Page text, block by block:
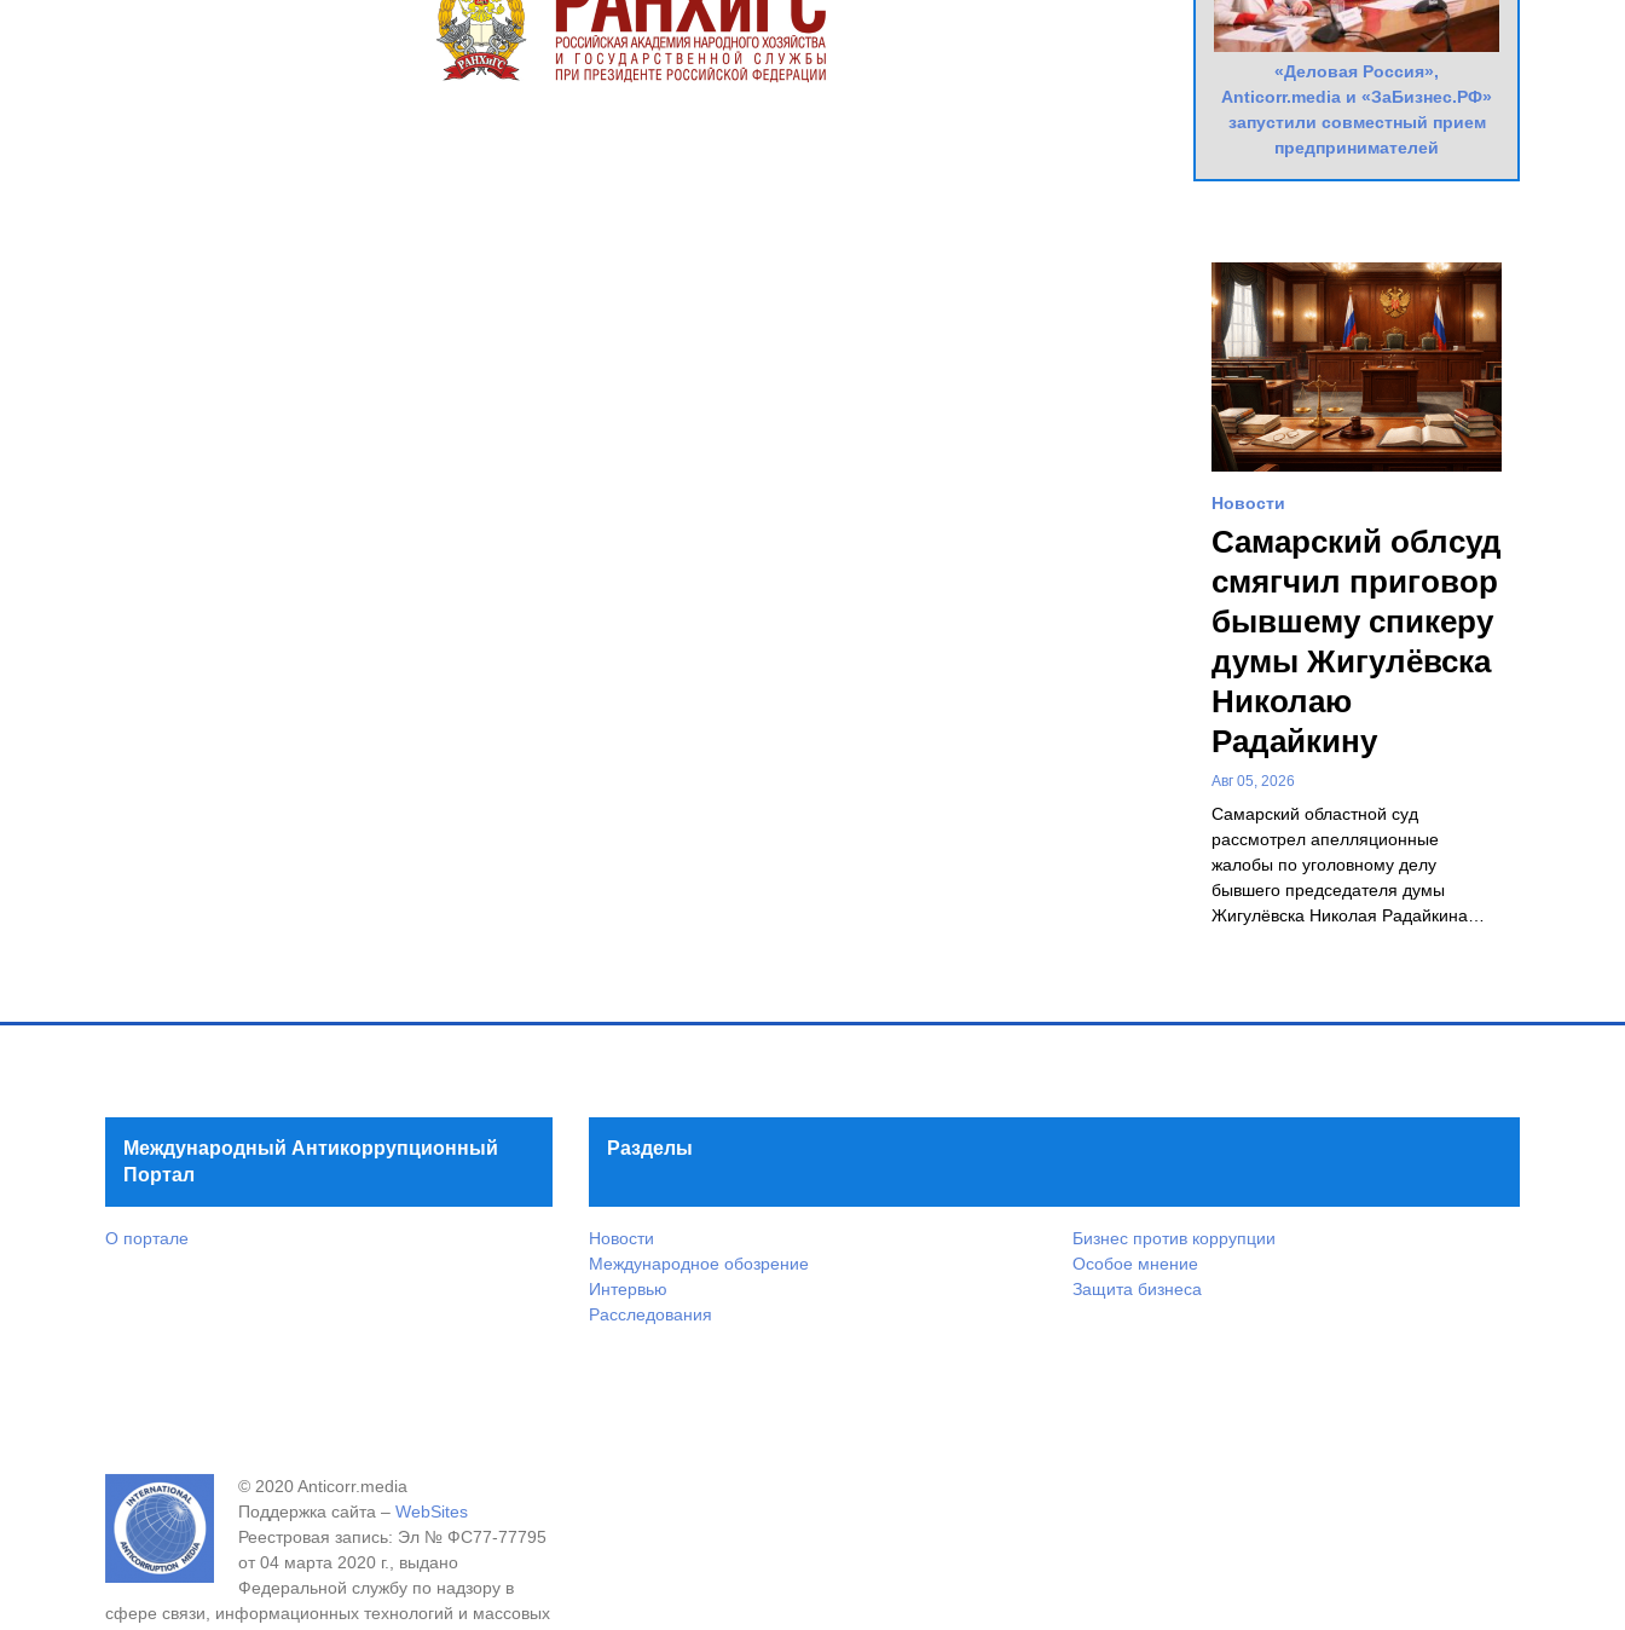
«Деловая Россия»,
Anticorr.media и «ЗаБизнес.РФ»
запустили совместный прием
предпринимателей
Новости
Самарский облсуд
смягчил приговор
бывшему спикеру
думы Жигулёвска
Николаю
Радайкину
Авг 05, 2026
Самарский областной суд
рассмотрел апелляционные
жалобы по уголовному делу
бывшего председателя думы
Жигулёвска Николая Радайкина…
Международный Антикоррупционный
Портал
О портале
Разделы
Новости
Международное обозрение
Интервью
Расследования
Бизнес против коррупции
Особое мнение
Защита бизнеса
© 2020 Anticorr.media
Поддержка сайта – WebSites
Реестровая запись: Эл № ФС77-77795
от 04 марта 2020 г., выдано
Федеральной службу по надзору в
сфере связи, информационных технологий и массовых